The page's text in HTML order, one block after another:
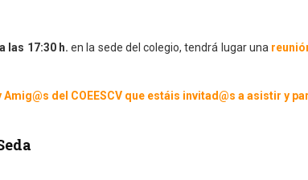
las 17:30 h. en la sede del colegio, tendrá lugar una
del COEESCV que estáis invitad@s a asistir y